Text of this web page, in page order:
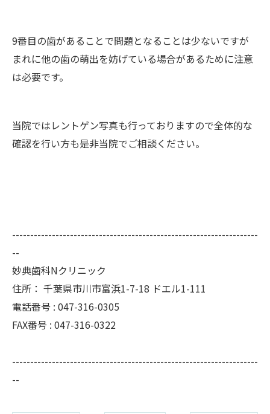
9番目の歯があることで問題となることは少ないですが
まれに他の歯の萌出を妨げている場合があるために注意
は必要です。
当院ではレントゲン写真も行っておりますので全体的な
確認を行い方も是非当院でご相談ください。
--------------------------------------------------------------------
--
妙典歯科Nクリニック
住所： 千葉県市川市富浜1-7-18 ドエル1-111
電話番号 : 047-316-0305
FAX番号 : 047-316-0322
--------------------------------------------------------------------
--